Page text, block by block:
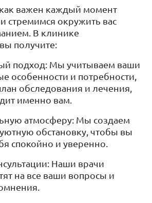
важен каждый момент
стремимся окружить вас
В клинике
получите:
подход: Мы учитываем ваши
особенности и потребности,
обследования и лечения,
именно вам.
атмосферу: Мы создаем
обстановку, чтобы вы
спокойно и уверенно.
Наши врачи
на все ваши вопросы и